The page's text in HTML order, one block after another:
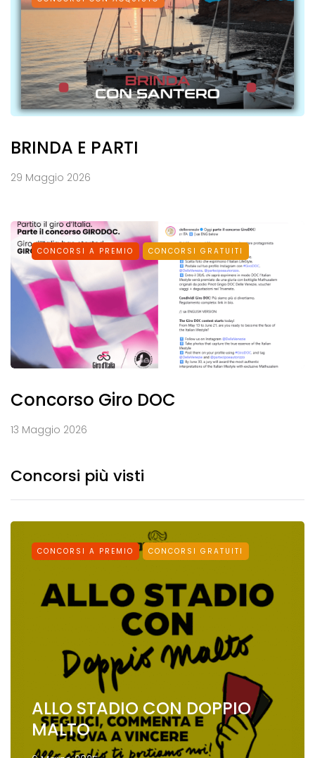
BRINDA E PARTI
29 Maggio 2026
CONCORSI A PREMIO CONCORSI GRATUITI
Concorso Giro DOC
13 Maggio 2026
Concorsi più visti
CONCORSI A PREMIO CONCORSI GRATUITI
ALLO STADIO CON DOPPIO
MALTO